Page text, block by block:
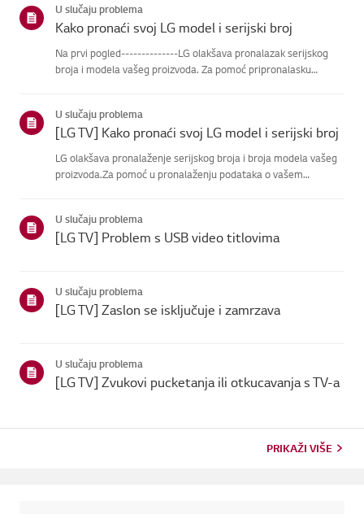
U slučaju problema
Kako pronaći svoj LG model i serijski broj
Na prvi pogled--------------LG olakšava pronalazak serijskog
broja i modela vašeg proizvoda. Za pomoć pripronalasku
napravlje...
U slučaju problema
[LG TV] Kako pronaći svoj LG model i serijski broj
LG olakšava pronalaženje serijskog broja i broja modela vašeg
proizvoda.Za pomoć u pronalaženju podataka o vašem
lokaciji:...
U slučaju problema
[LG TV] Problem s USB video titlovima
U slučaju problema
[LG TV] Zaslon se isključuje i zamrzava
U slučaju problema
[LG TV] Zvukovi pucketanja ili otkucavanja s TV-a
PRIKAŽI VIŠE